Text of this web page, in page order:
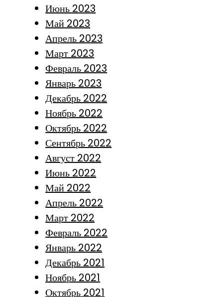
Июнь 2023
Май 2023
Апрель 2023
Март 2023
Февраль 2023
Январь 2023
Декабрь 2022
Ноябрь 2022
Октябрь 2022
Сентябрь 2022
Август 2022
Июнь 2022
Май 2022
Апрель 2022
Март 2022
Февраль 2022
Январь 2022
Декабрь 2021
Ноябрь 2021
Октябрь 2021